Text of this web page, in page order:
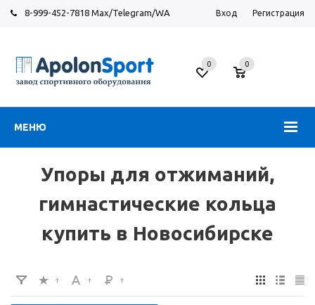
8-999-452-7818 Max/Telegram/WA Вход Регистрация
МЕНЮ
Новосибирск
ул.
0
0
Упоры для отжиманий,
гимнастические кольца
купить в Новосибирске